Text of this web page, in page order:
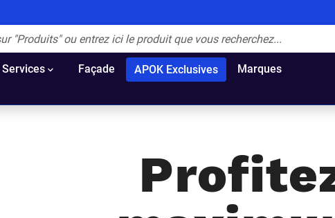
Services Façade APOK Exclusives Marques